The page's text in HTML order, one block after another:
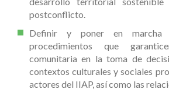
postconflicto.
Definir y poner en marcha
procedimientos que
comunitaria en la toma de
contextos culturales y sociales
actores del IIAP, así como las